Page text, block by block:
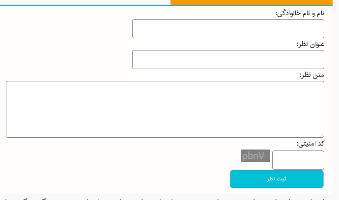
نام و نام خانوادگی:
عنوان نظر:
متن نظر:
کد امنیتی: